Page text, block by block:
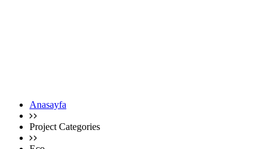
Anasayfa
Project Categories